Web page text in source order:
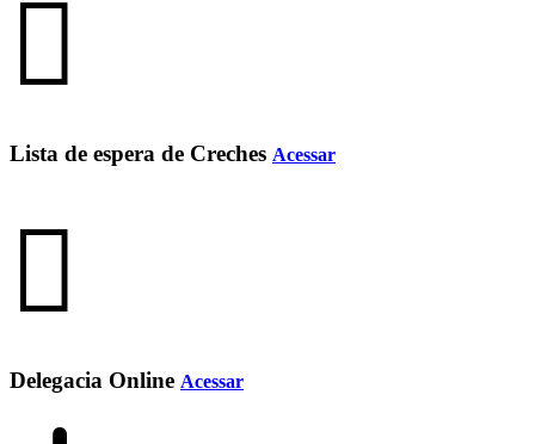
Lista de espera de Creches Acessar
Delegacia Online Acessar